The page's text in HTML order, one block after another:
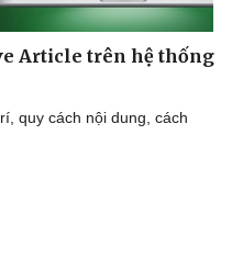
Article trên hệ thống
quy cách nội dung, cách